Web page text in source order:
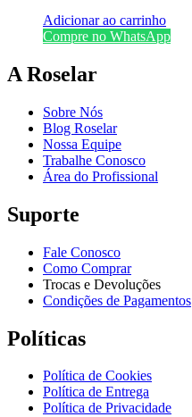
Adicionar ao carrinho
Compre no WhatsApp
A Roselar
Sobre Nós
Blog Roselar
Nossa Equipe
Trabalhe Conosco
Área do Profissional
Suporte
Fale Conosco
Como Comprar
Trocas e Devoluções
Condições de Pagamentos
Políticas
Política de Cookies
Política de Entrega
Política de Privacidade